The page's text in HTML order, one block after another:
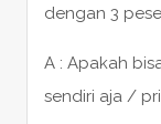
dengan 3
A : Apakah
sendiri aja /